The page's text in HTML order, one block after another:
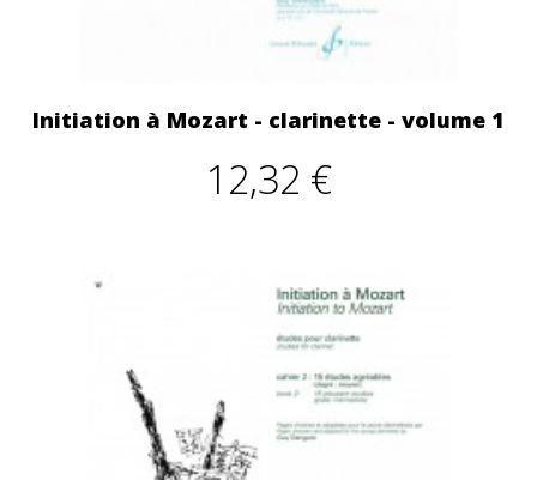
Initiation à Mozart - clarinette - volume 1
12,32 €